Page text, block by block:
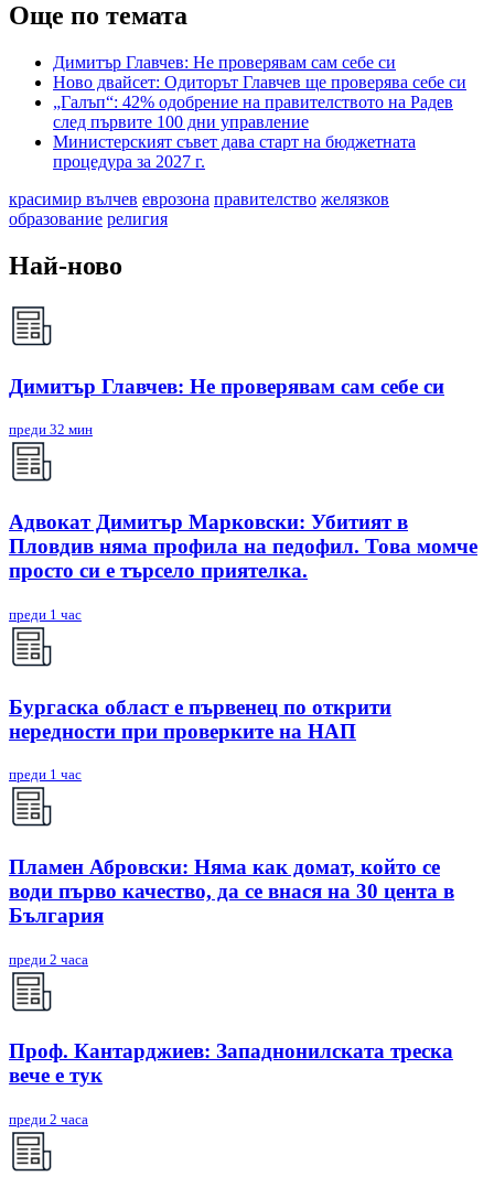
Още по темата
Димитър Главчев: Не проверявам сам себе си
Ново двайсет: Одиторът Главчев ще проверява себе си
„Галъп“: 42% одобрение на правителството на Радев
след първите 100 дни управление
Министерският съвет дава старт на бюджетната
процедура за 2027 г.
красимир вълчев еврозона правителство желязков
образование религия
Най-ново
Димитър Главчев: Не проверявам сам себе си
преди 32 мин
Адвокат Димитър Марковски: Убитият в
Пловдив няма профила на педофил. Това момче
просто си е търсело приятелка.
преди 1 час
Бургаска област е първенец по открити
нередности при проверките на НАП
преди 1 час
Пламен Абровски: Няма как домат, който се
води първо качество, да се внася на 30 цента в
България
преди 2 часа
Проф. Кантарджиев: Западнонилската треска
вече е тук
преди 2 часа